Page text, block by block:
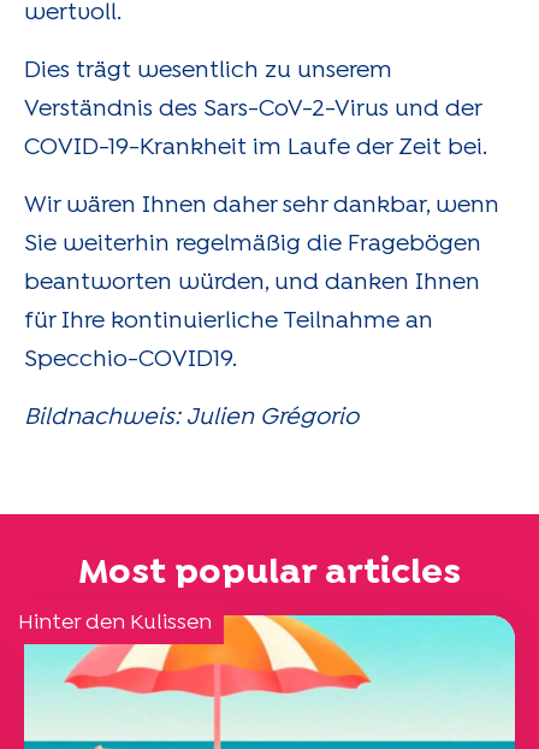
wertvoll.
Dies trägt wesentlich zu unserem
Verständnis des Sars-CoV-2-Virus und der
COVID-19-Krankheit im Laufe der Zeit bei.
Wir wären Ihnen daher sehr dankbar, wenn
Sie weiterhin regelmäßig die Fragebögen
beantworten würden, und danken Ihnen
für Ihre kontinuierliche Teilnahme an
Specchio-COVID19.
Bildnachweis: Julien Grégorio
Most popular articles
Hinter den Kulissen